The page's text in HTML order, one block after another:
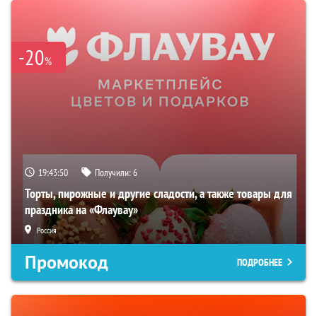
-20%
19:43:48 Получили:6
Торты, пирожные и другие сладости, а также товары для
праздника на «Флаувау»
Россия
Промокод ПОДРОБНЕЕ